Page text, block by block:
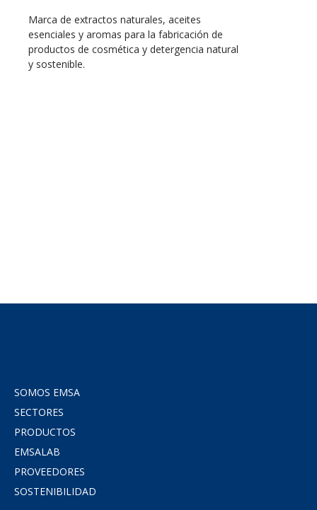
Marca de extractos naturales, aceites
esenciales y aromas para la fabricación de
productos de cosmética y detergencia natural
y sostenible.
SOMOS EMSA
SECTORES
PRODUCTOS
EMSALAB
PROVEEDORES
SOSTENIBILIDAD